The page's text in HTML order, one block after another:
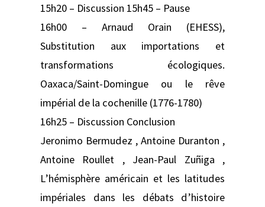
15h20 – Discussion 15h45 – Pause
16h00 – Arnaud Orain (EHESS),
Substitution aux importations et
transformations écologiques.
Oaxaca/Saint-Domingue ou le rêve
impérial de la cochenille (1776-1780)
16h25 – Discussion Conclusion
Jeronimo Bermudez , Antoine Duranton ,
Antoine Roullet , Jean-Paul Zuñiga ,
L’hémisphère américain et les latitudes
impériales dans les débats d’histoire